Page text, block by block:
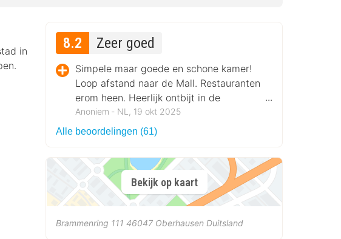
in
8.2 Zeer goed
Simpele maar goede en schone kamer!
Loop afstand naar de Mall. Restauranten
erom heen. Heerlijk ontbijt in de
ochtend.
Anoniem ‐ NL, 19 okt 2025
Alle beoordelingen (61)
Bekijk op kaart
Brammenring 111 46047 Oberhausen Duitsland